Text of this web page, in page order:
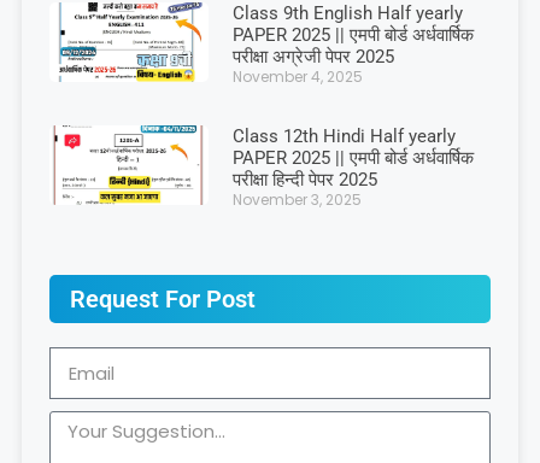
Class 9th English Half yearly
PAPER 2025 || एमपी बोर्ड अर्धवार्षिक
परीक्षा अग्रेजी पेपर 2025
November 4, 2025
Class 12th Hindi Half yearly
PAPER 2025 || एमपी बोर्ड अर्धवार्षिक
परीक्षा हिन्दी पेपर 2025
November 3, 2025
Request For Post